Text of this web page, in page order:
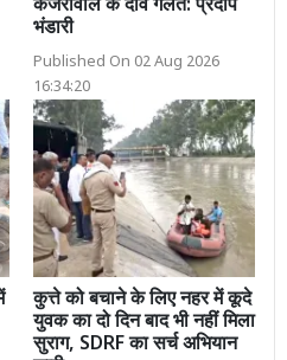
केजरीवाल के दावे गलत: प्रदीप
भंडारी
Published On 02 Aug 2026
16:34:20
कुत्ते को बचाने के लिए नहर में कूदे
युवक का दो दिन बाद भी नहीं मिला
सुराग, SDRF का सर्च अभियान